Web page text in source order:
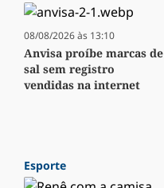
08/08/2026 às 13:10
Anvisa proíbe marcas de
sal sem registro
vendidas na internet
Esporte